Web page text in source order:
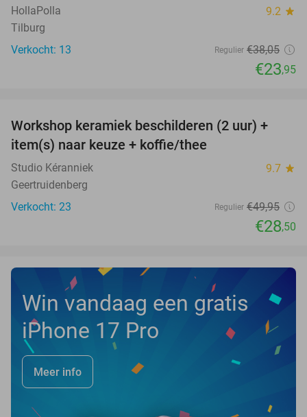
HollaPolla 9.2 star
Tilburg
Verkocht: 13
Regulier €38,05
€23,95
43%
TODAY
Workshop keramiek beschilderen (2 uur) +
item(s) naar keuze + koffie/thee
Studio Kéranniek 9.7 star
Geertruidenberg
Verkocht: 23
Regulier €49,95
€28,50
Win vandaag een gratis
iPhone 17 Pro
Meer info